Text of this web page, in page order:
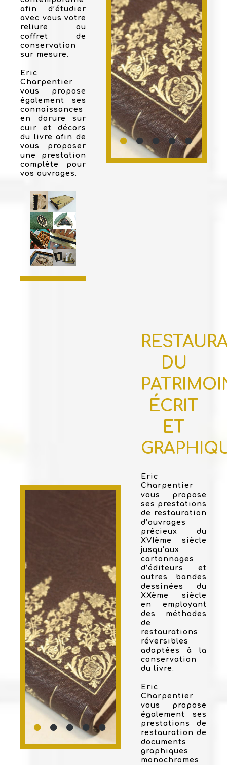
afin d’étudier
avec vous votre
reliure ou
coffret de
conservation
sur mesure.
Eric
Charpentier
vous propose
également ses
connaissances
en dorure sur
cuir et décors
du livre afin de
vous proposer
une prestation
complète pour
vos ouvrages.
DU
ÉCRIT
ET
Eric
Charpentier
vous propose
ses prestations
de restauration
d’ouvrages
précieux du
XVIème siècle
jusqu’aux
cartonnages
d’éditeurs et
autres bandes
dessinées du
XXème siècle
en employant
des méthodes
de
restaurations
réversibles
adaptées à la
conservation
du livre.
Eric
Charpentier
vous propose
également ses
prestations de
restauration de
documents
graphiques
monochromes